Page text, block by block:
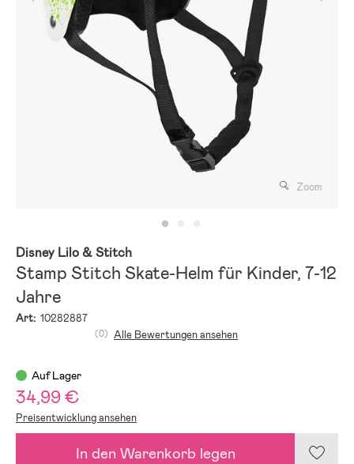
Zoom
Disney Lilo & Stitch
Stamp Stitch Skate-Helm für Kinder, 7-12
Jahre
Art: 10282887
(0) Alle Bewertungen ansehen
Auf Lager
34,99 €
Preisentwicklung ansehen
In den Warenkorb legen